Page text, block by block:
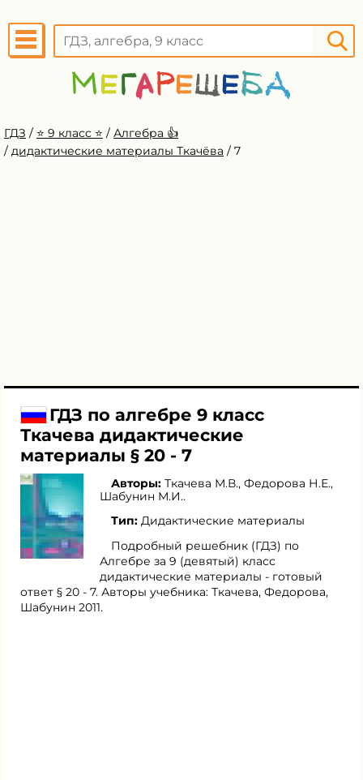
ГДЗ / ⭐️ 9 класс ⭐️ / Алгебра 👍
/ дидактические материалы Ткачёва / 7
ГДЗ по алгебре 9 класс
Ткачева дидактические
материалы § 20 - 7
Авторы: Ткачева М.В., Федорова Н.Е.,
Шабунин М.И..
Тип: Дидактические материалы
Подробный решебник (ГДЗ) по
Алгебре за 9 (девятый) класс
дидактические материалы - готовый
ответ § 20 - 7. Авторы учебника: Ткачева, Федорова,
Шабунин 2011.